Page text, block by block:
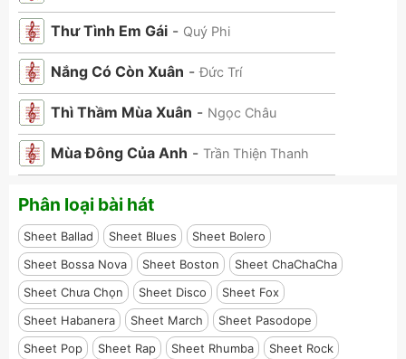
Thư Tình Em Gái - Quý Phi
Nắng Có Còn Xuân -Đức Trí
Thì Thầm Mùa Xuân - Ngọc Châu
Mùa Đông Của Anh - Trần Thiện Thanh
Phân loại bài hát
Sheet Ballad Sheet Blues
Sheet Bolero
Sheet Bossa Nova
Sheet Boston
Sheet ChaChaCha
Sheet Chưa Chọn
Sheet Disco
Sheet Fox
Sheet Habanera
Sheet March
Sheet Pasodope
Sheet Pop
Sheet Rap Sheet Rhumba
Sheet Rock